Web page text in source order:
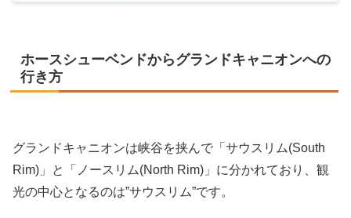
ホースシューベンドからグランドキャニオンへの
行き方
グランドキャニオンは峡谷を挟んで「サウスリム(South
Rim)」と「ノースリム(North Rim)」に分かれており、観
光の中心となるのは”サウスリム”です。